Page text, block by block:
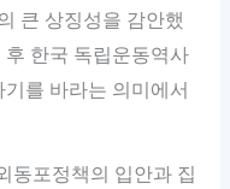
큰 상징성을 감안했
후 한국 독립운동역사
를 바라는 의미에서
동포정책의 입안과 집